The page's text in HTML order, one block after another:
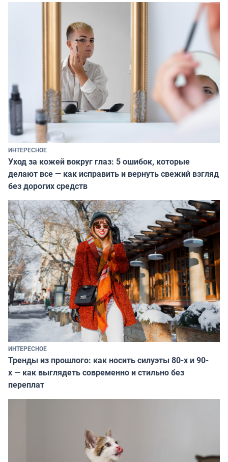
ИНТЕРЕСНОЕ
Уход за кожей вокруг глаз: 5 ошибок, которые
делают все — как исправить и вернуть свежий взгляд
без дорогих средств
ИНТЕРЕСНОЕ
Тренды из прошлого: как носить силуэты 80-х и 90-
х — как выглядеть современно и стильно без
переплат